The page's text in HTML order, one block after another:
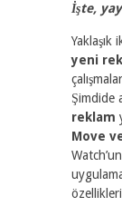
İşte,
Yaklaşık
yeni
Şimdide
reklam
Move
özellikleri